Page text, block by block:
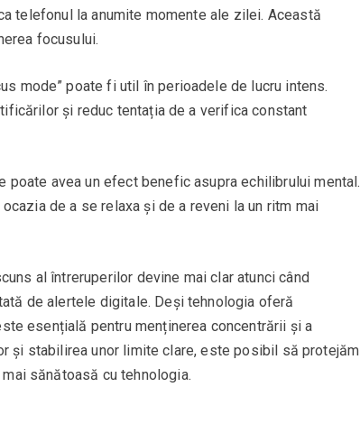
telefonul la anumite momente ale zilei. Această
focusului.
mode” poate fi util în perioadele de lucru intens.
și reduc tentația de a verifica constant
avea un efect benefic asupra echilibrului mental.
de a se relaxa și de a reveni la un ritm mai
al întreruperilor devine mai clar atunci când
de alertele digitale. Deși tehnologia oferă
esențială pentru menținerea concentrării și a
și stabilirea unor limite clare, este posibil să protejăm
sănătoasă cu tehnologia.